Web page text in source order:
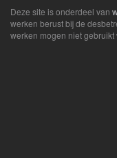
Deze site is onderdeel van
werken berust bij de
werken mogen niet gebruikt